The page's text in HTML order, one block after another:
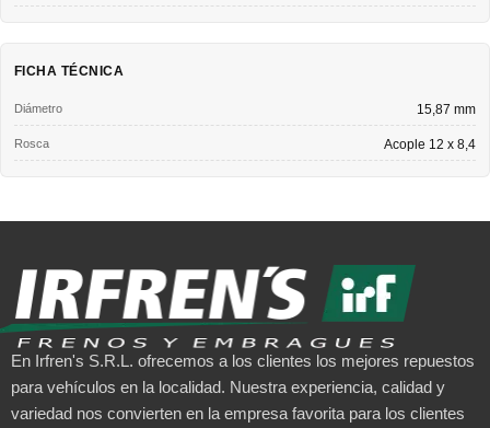
FICHA TÉCNICA
Diámetro 15,87 mm
Rosca Acople 12 x 8,4
En Irfren's S.R.L. ofrecemos a los clientes los mejores repuestos
para vehículos en la localidad. Nuestra experiencia, calidad y
variedad nos convierten en la empresa favorita para los clientes